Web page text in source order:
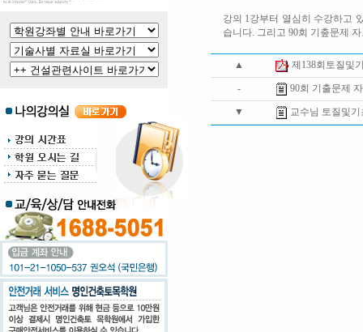
강의 1강부터 열심히 수강하고
습니다. 그리고 90회 기춮문제
▲ 제138회토질및
- 90회 기출문제
▼ 교수님 토질및